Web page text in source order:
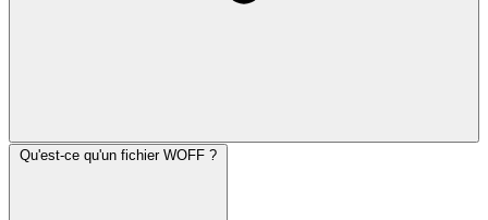
Qu'est-ce qu'un fichier WOFF ?